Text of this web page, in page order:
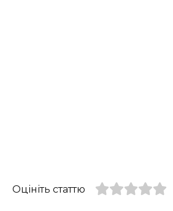
Оцініть статтю